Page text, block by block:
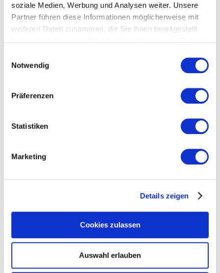
soziale Medien, Werbung und Analysen weiter. Unsere
Partner führen diese Informationen möglicherweise mit
weiteren Daten zusammen, die Sie ihnen bereitgestellt
Notwendig
Präferenzen
Statistiken
Marketing
Details zeigen
Cookies zulassen
Auswahl erlauben
Wir freuen uns auf Ihre Teilnahme.
Referent
+49 711 21050-25